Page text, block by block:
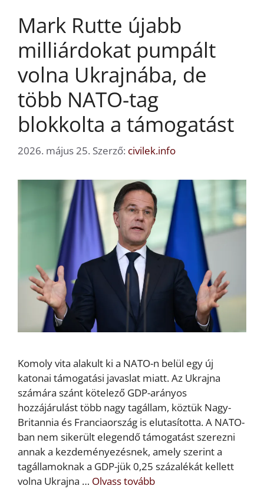
Mark Rutte újabb
milliárdokat pumpált
volna Ukrajnába, de
több NATO-tag
blokkolta a támogatást
2026. május 25. Szerző: civilek.info
Komoly vita alakult ki a NATO-n belül egy új
katonai támogatási javaslat miatt. Az Ukrajna
számára szánt kötelező GDP-arányos
hozzájárulást több nagy tagállam, köztük Nagy-
Britannia és Franciaország is elutasította. A NATO-
ban nem sikerült elegendő támogatást szerezni
annak a kezdeményezésnek, amely szerint a
tagállamoknak a GDP-jük 0,25 százalékát kellett
volna Ukrajna … Olvass tovább